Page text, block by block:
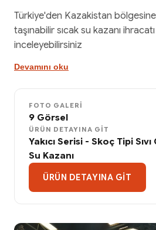
Türkiye'den Kazakistan bölgesine
taşınabilir sıcak su kazanı
inceleyebilirsiniz
Devamını oku
FOTO GALERI
9 Görsel
ÜRÜN DETAYINA GIT
Yakıcı Serisi - Skoç Tipi Sıvı
Su Kazanı
ÜRÜN DETAYINA GIT